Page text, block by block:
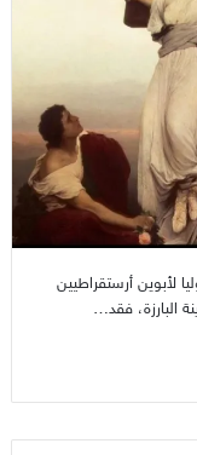
لأبوين أرستقراطيين
البارزة، فقد…